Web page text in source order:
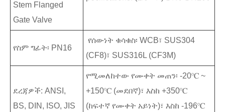
Stem Flanged
Gate Valve
የስም ግፊት፡ PN16
የሰውነት ቁሳቁስ፡ WCB፣ SUS304
(CF8)፣ SUS316L (CF3M)
ደረጃዎች: ANSI,
BS, DIN, ISO, JIS
የሚመለከተው የሙቀት መጠን፡ -20℃ ~
+150℃ (መደበኛ)፣ እስከ +350℃
(ከፍተኛ የሙቀት አይነት)፣ እስከ -196℃